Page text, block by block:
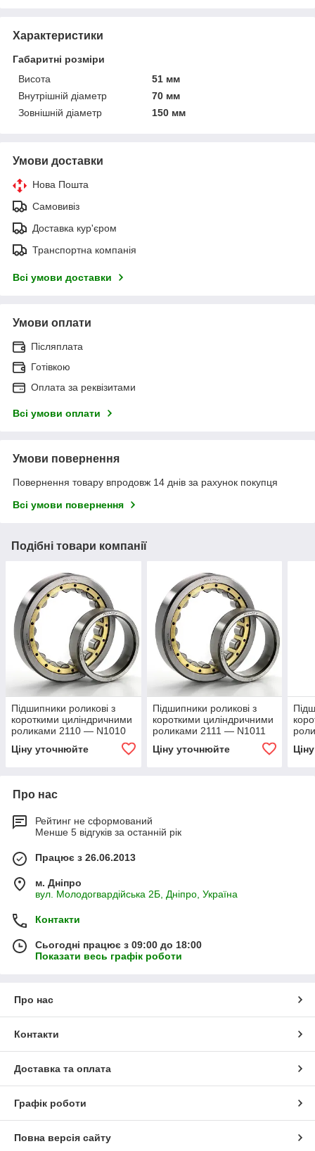
Характеристики
Габаритні розміри
Висота
51 мм
Внутрішній діаметр
70 мм
Зовнішній діаметр
150 мм
Умови доставки
Нова Пошта
Самовивіз
Доставка кур'єром
Транспортна компанія
Всі умови доставки
Умови оплати
Післяплата
Готівкою
Оплата за реквізитами
Всі умови оплати
Умови повернення
Повернення товару впродовж 14 днів за рахунок покупця
Всі умови повернення
Подібні товари компанії
Підшипники роликові з
короткими циліндричними
роликами 2110 — N1010
Ціну уточнюйте
Підшипники роликові з
короткими циліндричними
роликами 2111 — N1011
Ціну уточнюйте
Про нас
Рейтинг не сформований
Менше 5 відгуків за останній рік
Працює з 26.06.2013
м. Дніпро
вул. Молодогвардійська 2Б, Дніпро, Україна
Контакти
Сьогодні працює з 09:00 до 18:00
Показати весь графік роботи
Про нас
Контакти
Доставка та оплата
Графік роботи
Повна версія сайту